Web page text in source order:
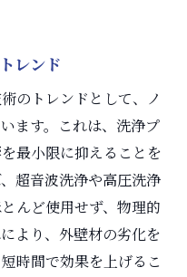
レンド
のトレンドとして、ノ
ます。これは、洗浄プ
最小限に抑えることを
超音波洗浄や高圧洗浄
んど使用せず、物理的
より、外壁材の劣化を
時間で効果を上げるこ